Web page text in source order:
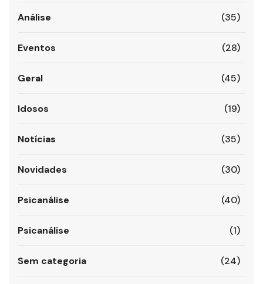
Análise (35)
Eventos (28)
Geral (45)
Idosos (19)
Notícias (35)
Novidades (30)
Psicanálise (40)
Psicanálise (1)
Sem categoria (24)